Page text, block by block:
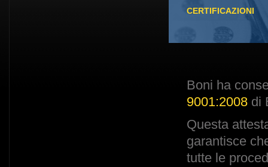
CERTIFICAZIONI
Boni ha
9001:2008 di
Questa
garantisce
tutte le